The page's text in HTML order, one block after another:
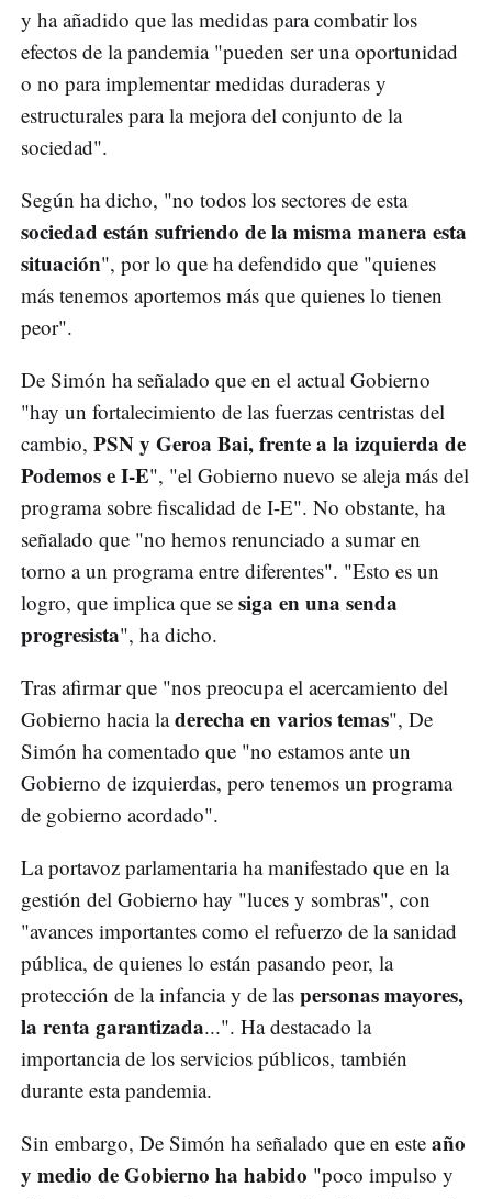
y ha añadido que las medidas para combatir los
efectos de la pandemia "pueden ser una oportunidad
o no para implementar medidas duraderas y
estructurales para la mejora del conjunto de la
sociedad".
Según ha dicho, "no todos los sectores de esta
sociedad están sufriendo de la misma manera esta
situación", por lo que ha defendido que "quienes
más tenemos aportemos más que quienes lo tienen
peor".
De Simón ha señalado que en el actual Gobierno
"hay un fortalecimiento de las fuerzas centristas del
cambio, PSN y Geroa Bai, frente a la izquierda de
Podemos e I-E", "el Gobierno nuevo se aleja más del
programa sobre fiscalidad de I-E". No obstante, ha
señalado que "no hemos renunciado a sumar en
torno a un programa entre diferentes". "Esto es un
logro, que implica que se siga en una senda
progresista", ha dicho.
Tras afirmar que "nos preocupa el acercamiento del
Gobierno hacia laderecha en varios temas", De
Simón ha comentado que "no estamos ante un
Gobierno de izquierdas, pero tenemos un programa
de gobierno acordado".
La portavoz parlamentaria ha manifestado que en la
gestión del Gobierno hay "luces y sombras", con
"avances importantes como el refuerzo de la sanidad
pública, de quienes lo están pasando peor, la
protección de la infancia y de las personas mayores,
la renta garantizada...". Ha destacado la
importancia de los servicios públicos, también
durante esta pandemia.
Sin embargo, De Simón ha señalado que en este año
y medio de Gobierno ha habido "poco impulso y